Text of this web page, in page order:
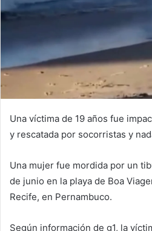
Una víctima de 19 años fue
y rescatada por socorristas y
Una mujer fue mordida por un
de junio en la playa de Boa
Recife, en Pernambuco.
Según información de g1, la